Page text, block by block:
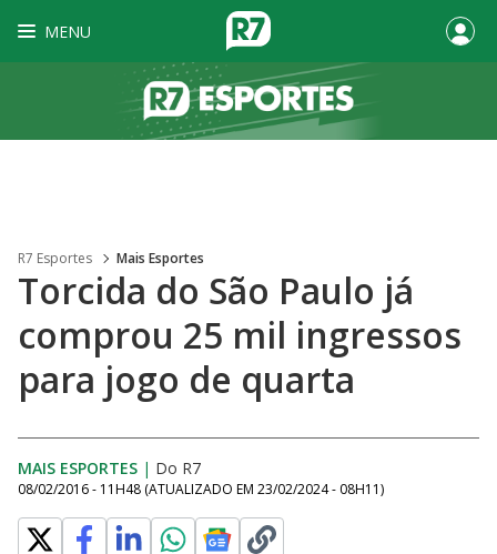
MENU
R7 Esportes Mais Esportes
Torcida do São Paulo já
comprou 25 mil ingressos
para jogo de quarta
MAIS ESPORTES | Do R7
08/02/2016 - 11H48 (ATUALIZADO EM 23/02/2024 - 08H11)